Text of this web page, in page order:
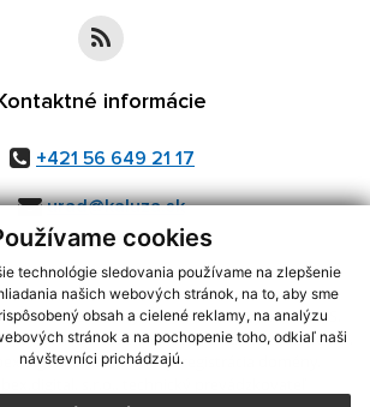
cookies
technológie sledovania používame na zlepšenie
našich webových stránok, na to, aby sme
obsah a cielené reklamy, na analýzu
stránok a na pochopenie toho, odkiaľ naši
návštevníci prichádzajú.
Kontaktné informácie
+421 56 649 21 17
urad@kaluza.sk
aktuálnych informácií s využitím RSS
systém ECHELON 2,Mapa stránok,web portál
s.r.o.,domény,registrácia domény